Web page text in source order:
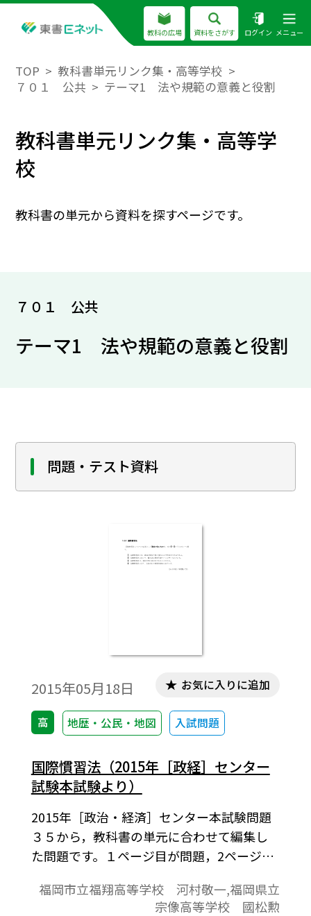
教科の広場 資料をさがす ログイン メニュー
TOP
教科書単元リンク集・高等学校
７０１ 公共
テーマ1 法や規範の意義と役割
教科書単元リンク集・高等学
校
教科書の単元から資料を探すページです。
７０１ 公共
テーマ1 法や規範の意義と役割
問題・テスト資料
2015年05月18日
高 地歴・公民・地図 入試問題
お気に入りに追加
国際慣習法（2015年［政経］センター
試験本試験より）
2015年［政治・経済］センター本試験問題
３５から，教科書の単元に合わせて編集し
た問題です。１ページ目が問題，2ページ目
福岡市立福翔高等学校 河村敬一,福岡県立
宗像高等学校 國松勲